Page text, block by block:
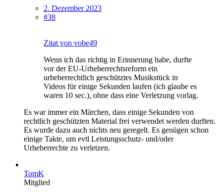
2. Dezember 2023
#38
Zitat von vobe49
Wenn ich das richtig in Erinnerung habe, durfte
vor der EU-Urheberrechtsreform ein
urheberrechtlich geschütztes Musikstück in
Videos für einige Sekunden laufen (ich glaube es
waren 10 sec.), ohne dass eine Verletzung vorlag.
Es war immer ein Märchen, dass einige Sekunden von
rechtlich geschützten Material frei verwendet werden durften.
Es wurde dazu auch nichts neu geregelt. Es genügen schon
einige Takte, um evtl Leistungsschutz- und/oder
Urheberrechte zu verletzen.
TomK
Mitglied